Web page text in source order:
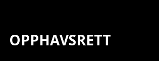
OPPHAVSRETT